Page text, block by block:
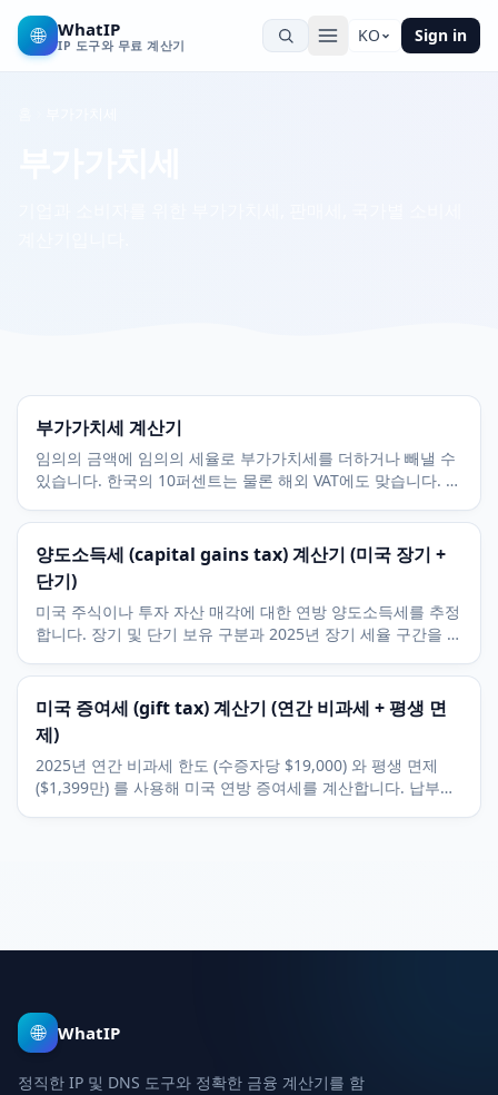
🌐 WhatIP
IP 도구와 무료 계산기 KO Sign in
부가가치세 계산기
임의의 금액에 임의의 세율로 부가가치세를 더하거나 빼낼 수
있습니다. 한국의 10퍼센트는 물론 해외 VAT에도 맞습니다. 무
양도소득세 (capital gains tax) 계산기 (미국 장기 +
단기)
미국 주식이나 투자 자산 매각에 대한 연방 양도소득세를 추정
합니다. 장기 및 단기 보유 구분과 2025년 장기 세율 구간을 포
미국 증여세 (gift tax) 계산기 (연간 비과세 + 평생 면
제)
2025년 연간 비과세 한도 (수증자당 $19,000) 와 평생 면제
($1,399만) 를 사용해 미국 연방 증여세를 계산합니다. 납부세
🌐 WhatIP
정직한 IP 및 DNS 도구와 정확한 금융 계산기를 함